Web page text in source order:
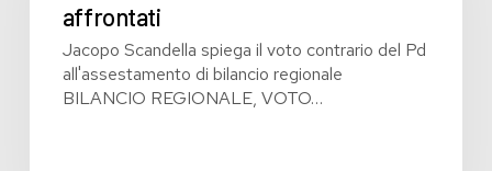
affrontati
affrontati
Jacopo Scandella spiega il voto contrario del Pd
all'assestamento di bilancio regionale
BILANCIO REGIONALE, VOTO…